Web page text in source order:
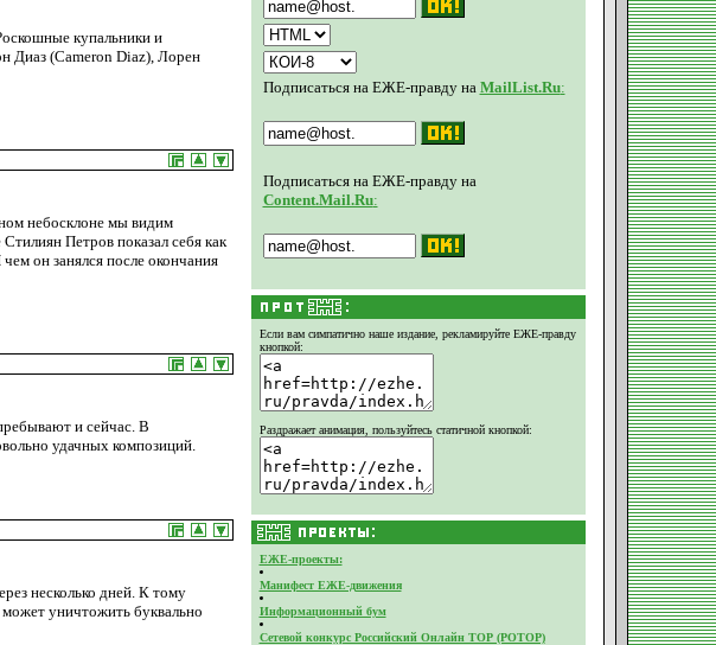
купальники и
Диаз (Cameron Diaz), Лорен
небосклоне мы видим
Петров показал себя как
он занялся после окончания
и сейчас. В
удачных композиций.
несколько дней. К тому
уничтожить буквально
Подписаться на ЕЖЕ-правду на MailList.Ru:
Подписаться на ЕЖЕ-правду на
Content.Mail.Ru:
Если вам симпатично наше издание, рекламируйте ЕЖЕ-правду
кнопкой:
Раздражает анимация, пользуйтесь статичной кнопкой:
ЕЖЕ-проекты:
Манифест ЕЖЕ-движения
Информационный бум
Сетевой конкурс Российский Онлайн ТОР (РОТОР)